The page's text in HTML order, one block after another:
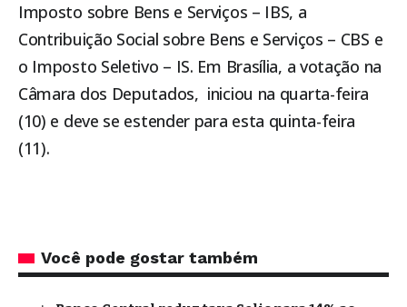
Imposto sobre Bens e Serviços – IBS, a
Contribuição Social sobre Bens e Serviços – CBS e
o Imposto Seletivo – IS. Em Brasília, a votação na
Câmara dos Deputados, iniciou na quarta-feira
(10) e deve se estender para esta quinta-feira
(11).
Você pode gostar também